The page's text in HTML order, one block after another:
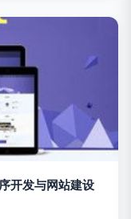
开发与网站建设